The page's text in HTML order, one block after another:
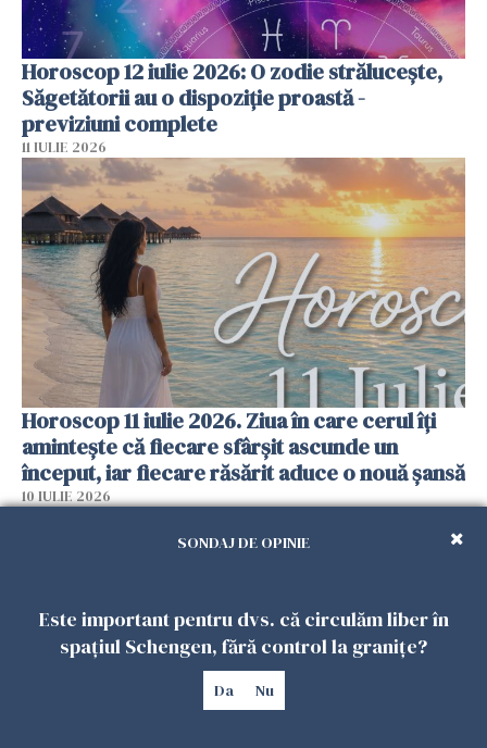
Horoscop 12 iulie 2026: O zodie strălucește,
Săgetătorii au o dispoziție proastă -
previziuni complete
11 IULIE 2026
Horoscop 11 iulie 2026. Ziua în care cerul îți
amintește că fiecare sfârșit ascunde un
început, iar fiecare răsărit aduce o nouă șansă
10 IULIE 2026
SONDAJ DE OPINIE
Este important pentru dvs. că circulăm liber în
spațiul Schengen, fără control la granițe?
Da Nu